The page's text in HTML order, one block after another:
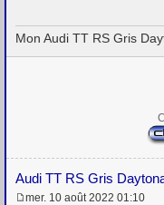
Mon Audi TT RS Gris
Audi TT RS Gris
mer. 10 août 2022 01:10